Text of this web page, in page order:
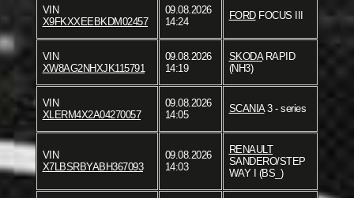
VIN
X9FKXXEEBKDM02457
09.08.2026
14:24
FORDFOCUS III
VIN
XW8AG2NHXJK115791
09.08.2026
14:19
SKODARAPID
(NH3)
VIN
XLERM4X2A04270057
09.08.2026
14:05
SCANIA3 - series
VIN
X7LBSRBYABH367093
09.08.2026
14:03
RENAULT
SANDERO/STEP
WAY I (BS_)